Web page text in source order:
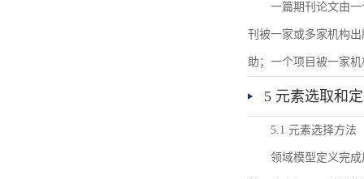
一篇期刊论文由
刊被一家或多家机构
助；一个项目被一家
5 元素选取和
5.1 元素选择方法
领域模型定义完